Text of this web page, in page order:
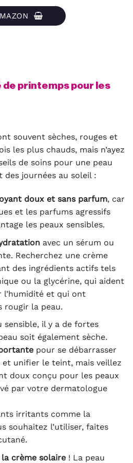
de printemps pour les
souvent sèches, rouges et
les plus chauds, mais n’ayez
de soins pour une peau
journées au soleil :
doux et sans parfum, car
et les parfums agressifs
les peaux sensibles.
avec un sérum ou
Recherchez une crème
des ingrédients actifs tels
ou la glycérine, qui aident
et qui ont
rougir la peau.
sensible, il y a de fortes
soit également sèche.
pour se débarrasser
unifier le teint, mais veillez
doux conçu pour les peaux
par votre dermatologue
irritants comme la
souhaitez l’utiliser, faites
la crème solaire! La peau